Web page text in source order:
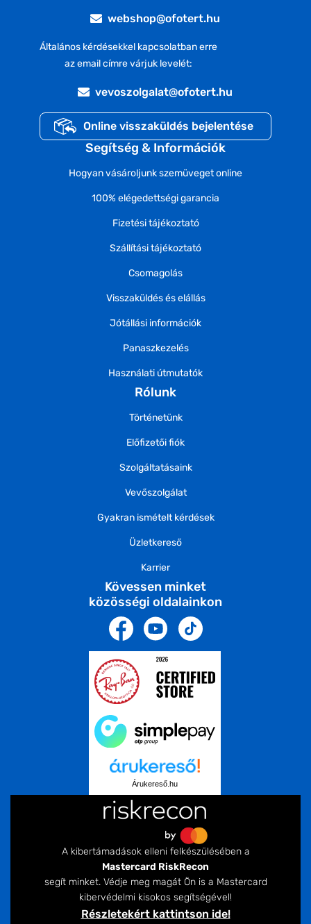
webshop@ofotert.hu
Általános kérdésekkel kapcsolatban erre
az email címre várjuk levelét:
vevoszolgalat@ofotert.hu
Online visszaküldés bejelentése
Segítség & Információk
Hogyan vásároljunk szemüveget online
100% elégedettségi garancia
Fizetési tájékoztató
Szállítási tájékoztató
Csomagolás
Visszaküldés és elállás
Jótállási információk
Panaszkezelés
Használati útmutatók
Rólunk
Történetünk
Előfizetői fiók
Szolgáltatásaink
Vevőszolgálat
Gyakran ismételt kérdések
Üzletkereső
Karrier
Kövessen minket
közösségi oldalainkon
Árukereső.hu
A kibertámadások elleni felkészülésében a
Mastercard RiskRecon
segít minket. Védje meg magát Ön is a Mastercard
kibervédelmi kisokos segítségével!
Részletekért kattintson ide!